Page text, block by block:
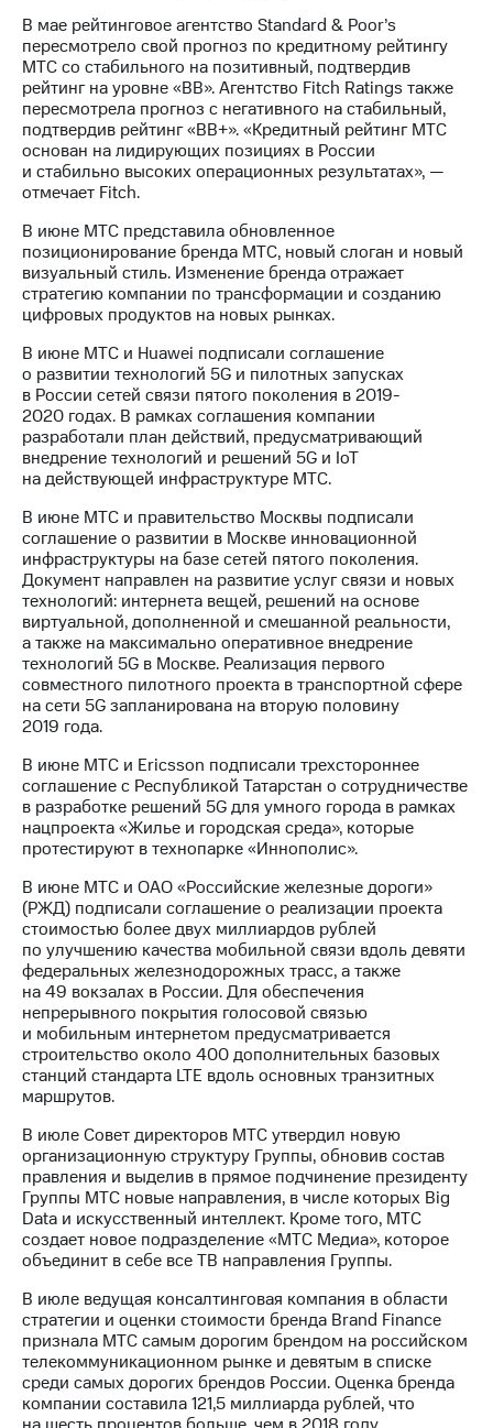
В мае рейтинговое агентство Standard & Poor’s
пересмотрело свой прогноз по кредитному рейтингу
МТС со стабильного на позитивный, подтвердив
рейтинг на уровне «BB». Агентство Fitch Ratings также
пересмотрела прогноз с негативного на стабильный,
подтвердив рейтинг «BB+». «Кредитный рейтинг МТС
основан на лидирующих позициях в России
и стабильно высоких операционных результатах», —
отмечает Fitch.
В июне МТС представила обновленное
позиционирование бренда МТС, новый слоган и новый
визуальный стиль. Изменение бренда отражает
стратегию компании по трансформации и созданию
цифровых продуктов на новых рынках.
В июне МТС и Huawei подписали соглашение
о развитии технологий 5G и пилотных запусках
в России сетей связи пятого поколения в 2019-
2020 годах. В рамках соглашения компании
разработали план действий, предусматривающий
внедрение технологий и решений 5G и IoT
на действующей инфраструктуре МТС.
В июне МТС и правительство Москвы подписали
соглашение о развитии в Москве инновационной
инфраструктуры на базе сетей пятого поколения.
Документ направлен на развитие услуг связи и новых
технологий: интернета вещей, решений на основе
виртуальной, дополненной и смешанной реальности,
а также на максимально оперативное внедрение
технологий 5G в Москве. Реализация первого
совместного пилотного проекта в транспортной сфере
на сети 5G запланирована на вторую половину
2019 года.
В июне МТС и Ericsson подписали трехстороннее
соглашение с Республикой Татарстан о сотрудничестве
в разработке решений 5G для умного города в рамках
нацпроекта «Жилье и городская среда», которые
протестируют в технопарке «Иннополис».
В июне МТС и ОАО «Российские железные дороги»
(РЖД) подписали соглашение о реализации проекта
стоимостью более двух миллиардов рублей
по улучшению качества мобильной связи вдоль девяти
федеральных железнодорожных трасс, а также
на 49 вокзалах в России. Для обеспечения
непрерывного покрытия голосовой связью
и мобильным интернетом предусматривается
строительство около 400 дополнительных базовых
станций стандарта LTE вдоль основных транзитных
маршрутов.
В июле Совет директоров МТС утвердил новую
организационную структуру Группы, обновив состав
правления и выделив в прямое подчинение президенту
Группы МТС новые направления, в числе которых Big
Data и искусственный интеллект. Кроме того, МТС
создает новое подразделение «МТС Медиа», которое
объединит в себе все ТВ направления Группы.
В июле ведущая консалтинговая компания в области
стратегии и оценки стоимости бренда Brand Finance
признала МТС самым дорогим брендом на российском
телекоммуникационном рынке и девятым в списке
среди самых дорогих брендов России. Оценка бренда
компании составила 121,5 миллиарда рублей, что